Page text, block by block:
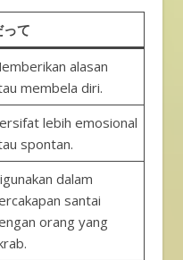
って
alasan
membela diri.
lebih emosional
spontan.
dalam
santai
orang yang